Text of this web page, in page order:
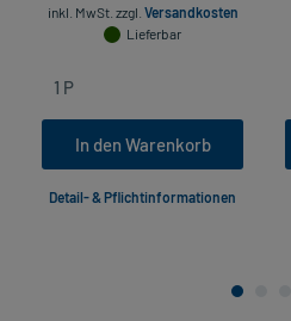
inkl. MwSt. zzgl. Versandkosten
Lieferbar
In den Warenkorb
Detail- & Pflichtinformationen